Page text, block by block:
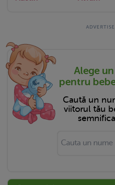
Alege
pentru
Caută un
viitorul tău